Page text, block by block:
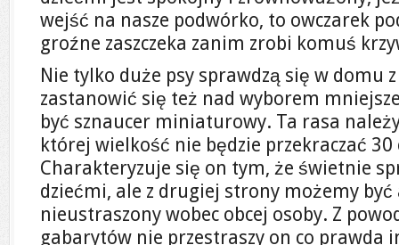
wejść na nasze podwórko, to owczarek
groźne zaszczeka zanim zrobi komuś
Nie tylko duże psy sprawdzą się w domu
zastanowić się też nad wyborem
być sznaucer miniaturowy. Ta rasa
której wielkość nie będzie przekraczać
Charakteryzuje się on tym, że świetnie
dziećmi, ale z drugiej strony możemy być
nieustraszony wobec obcej osoby. Z
gabarytów nie przestraszy on co prawda